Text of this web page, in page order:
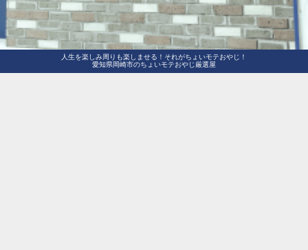
人生を楽しみ周りも楽しませる！それがちょいモテおやじ！
愛知県岡崎市のちょいモテおやじ厳選屋